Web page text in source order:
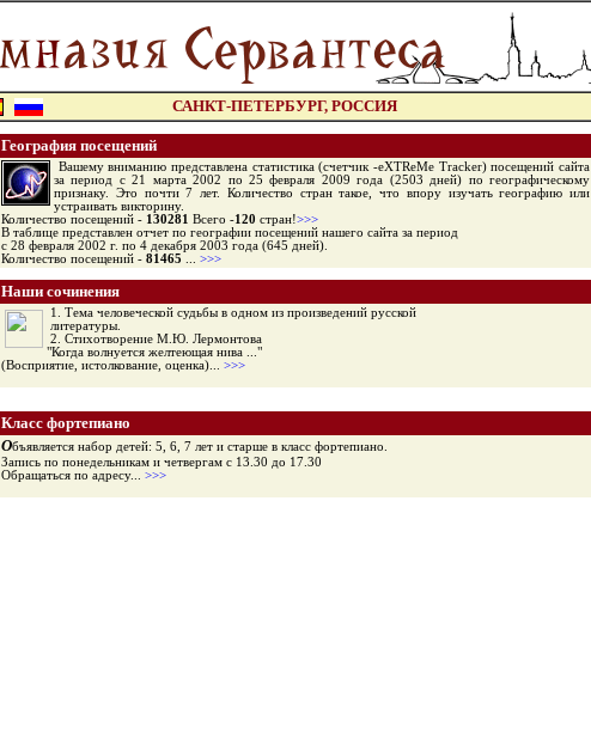
САНКТ-ПЕТЕРБУРГ, РОССИЯ
География посещений
Вашему вниманию представлена статистика (счетчик -eXTReMe Tracker) посещений сайта
за период с 21 марта 2002 по 25 февраля 2009 года (2503 дней) по географическому
признаку. Это почти 7 лет. Количество стран такое, что впору изучать географию или
устраивать викторину.
Количество посещений - 130281 Всего -120 стран!>>>
В таблице представлен отчет по географии посещений нашего сайта за период
с 28 февраля 2002 г. по 4 декабря 2003 года (645 дней).
Количество посещений - 81465 >>>
Наши сочинения
1. Тема человеческой судьбы в одном из произведений русской
литературы.
2. Стихотворение М.Ю. Лермонтова
"Когда волнуется желтеющая нива ..."
(Восприятие, истолкование, оценка)... >>>
Класс фортепиано
Объявляется набор детей: 5, 6, 7 лет и старше в класс фортепиано.
Запись по понедельникам и четвергам с 13.30 до 17.30
Обращаться по адресу... >>>